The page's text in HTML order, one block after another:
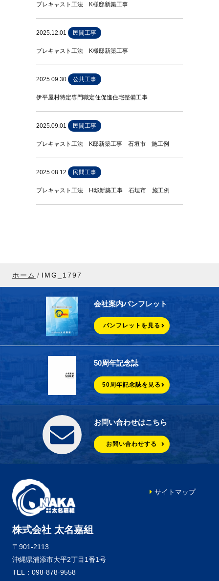
プレキャスト工法 K様邸新築工事
2025.12.01 民間工事
プレキャスト工法 K様邸新築工事
2025.09.30 公共工事
伊平屋村特定専門職定住促進住宅整備工事
2025.09.01 民間工事
プレキャスト工法 K邸新築工事 石垣市 施工例
2025.08.12 民間工事
プレキャスト工法 H邸新築工事 石垣市 施工例
ホーム IMG_1797
会社案内パンフレット
パンフレットを見る
50周年記念誌
50周年記念誌を見る
お問い合わせはこちら
お問い合わせする
株式会社 太名嘉組
〒901-2113
沖縄県浦添市大平2丁目1番1号
TEL：098-878-9558
サイトマップ